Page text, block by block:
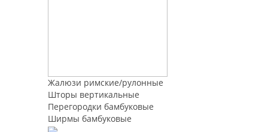
Жалюзи римские/рулонные
Шторы вертикальные
Перегородки бамбуковые
Ширмы бамбуковые